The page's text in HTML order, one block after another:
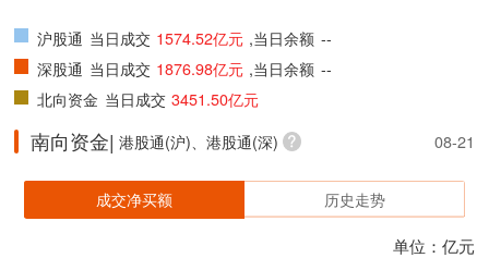
沪股通 当日成交 1574.52亿元 ,当日余额 --
深股通 当日成交 1876.98亿元 ,当日余额 --
北向资金 当日成交 3451.50亿元
南向资金| 港股通(沪)、港股通(深) 08-21
成交净买额 历史走势
单位：亿元